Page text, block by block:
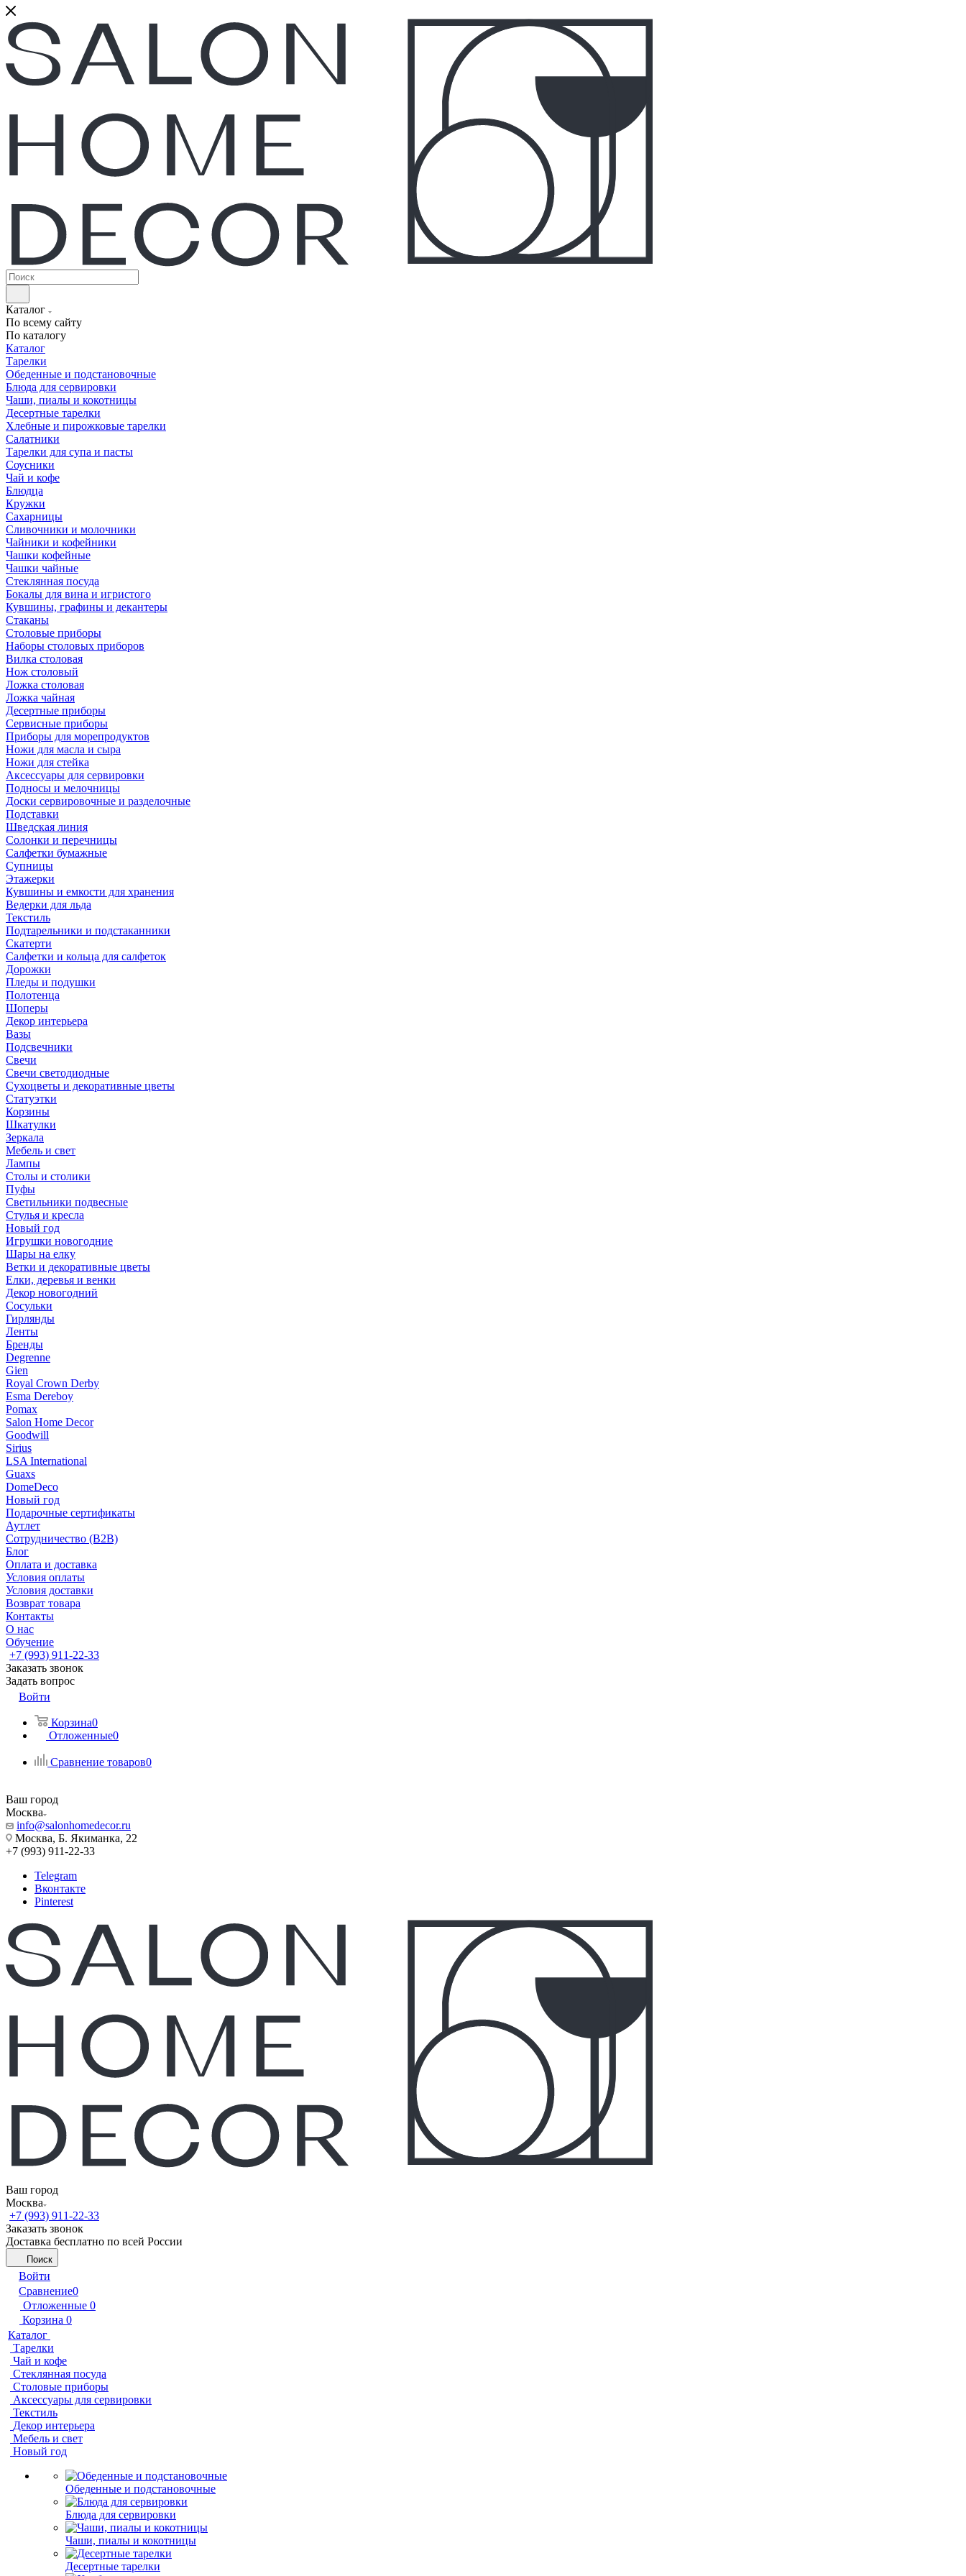
Каталог
По всему сайту
По каталогу
Каталог
Тарелки
Обеденные и подстановочные
Блюда для сервировки
Чаши, пиалы и кокотницы
Десертные тарелки
Хлебные и пирожковые тарелки
Салатники
Тарелки для супа и пасты
Соусники
Чай и кофе
Блюдца
Кружки
Сахарницы
Сливочники и молочники
Чайники и кофейники
Чашки кофейные
Чашки чайные
Стеклянная посуда
Бокалы для вина и игристого
Кувшины, графины и декантеры
Стаканы
Столовые приборы
Наборы столовых приборов
Вилка столовая
Нож столовый
Ложка столовая
Ложка чайная
Десертные приборы
Сервисные приборы
Приборы для морепродуктов
Ножи для масла и сыра
Ножи для стейка
Аксессуары для сервировки
Подносы и мелочницы
Доски сервировочные и разделочные
Подставки
Шведская линия
Солонки и перечницы
Салфетки бумажные
Супницы
Этажерки
Кувшины и емкости для хранения
Ведерки для льда
Текстиль
Подтарельники и подстаканники
Скатерти
Салфетки и кольца для салфеток
Дорожки
Пледы и подушки
Полотенца
Шоперы
Декор интерьера
Вазы
Подсвечники
Свечи
Свечи светодиодные
Сухоцветы и декоративные цветы
Статуэтки
Корзины
Шкатулки
Зеркала
Мебель и свет
Лампы
Столы и столики
Пуфы
Светильники подвесные
Стулья и кресла
Новый год
Игрушки новогодние
Шары на елку
Ветки и декоративные цветы
Елки, деревья и венки
Декор новогодний
Сосульки
Гирлянды
Ленты
Бренды
Degrenne
Gien
Royal Crown Derby
Esma Dereboy
Pomax
Salon Home Decor
Goodwill
Sirius
LSA International
Guaxs
DomeDeco
Новый год
Подарочные сертификаты
Аутлет
Сотрудничество (B2B)
Блог
Оплата и доставка
Условия оплаты
Условия доставки
Возврат товара
Контакты
О нас
Обучение
+7 (993) 911-22-33
Заказать звонок
Задать вопрос
Войти
Корзина0
Отложенные0
Сравнение товаров0
Ваш город
Москва
info@salonhomedecor.ru
Москва, Б. Якиманка, 22
+7 (993) 911-22-33
Telegram
Вконтакте
Pinterest
Ваш город
Москва
+7 (993) 911-22-33
Заказать звонок
Доставка бесплатно по всей России
Поиск
Войти
Сравнение0
Отложенные 0
Корзина 0
Каталог
Тарелки
Чай и кофе
Стеклянная посуда
Столовые приборы
Аксессуары для сервировки
Текстиль
Декор интерьера
Мебель и свет
Новый год
Обеденные и подстановочные
Блюда для сервировки
Чаши, пиалы и кокотницы
Десертные тарелки